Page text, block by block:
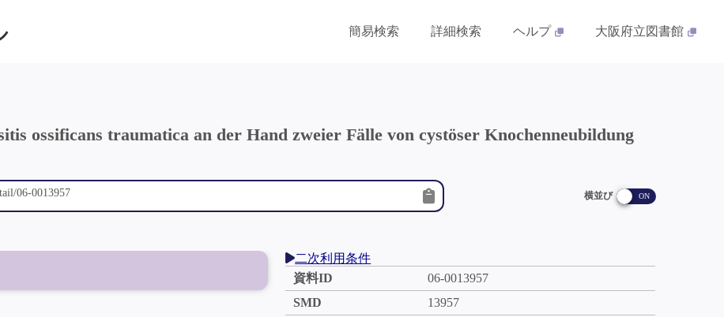
簡易検索 詳細検索 ヘルプ 大阪府立図書館
ossificans traumatica an der Hand zweier Fälle von cystöser Knochenneubildung
横並び
二次利用条件
資料ID
06-0013957
SMD
13957